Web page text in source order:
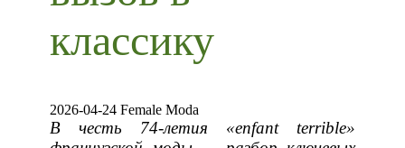
классику
2026-04-24 Female Moda
В честь 74-летия «enfant terrible»